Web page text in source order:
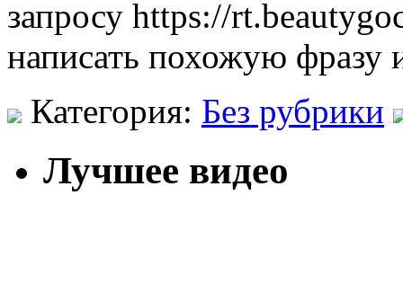
запросу https://
написать похожую
Категория: Без рубрики
Лучшее видео